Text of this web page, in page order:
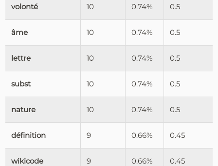
volonté 10 0.74% 0.5
âme 10 0.74% 0.5
lettre 10 0.74% 0.5
subst 10 0.74% 0.5
nature 10 0.74% 0.5
définition 9 0.66% 0.45
wikicode 9 0.66% 0.45